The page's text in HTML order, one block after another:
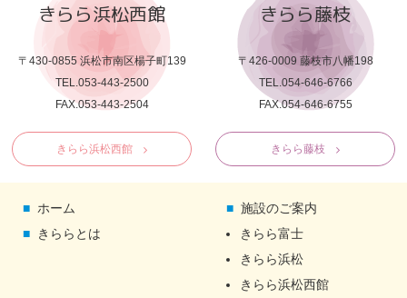
きらら浜松西館
〒430-0855 浜松市南区楊子町139
TEL.053-443-2500
FAX.053-443-2504
きらら浜松西館
きらら藤枝
〒426-0009 藤枝市八幡198
TEL.054-646-6766
FAX.054-646-6755
きらら藤枝
ホーム
きららとは
施設のご案内
きらら富士
きらら浜松
きらら浜松西館